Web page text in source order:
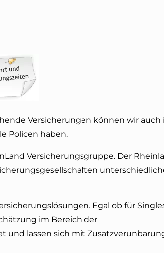
Versicherungen können wir auch
Policen haben.
Versicherungsgruppe. Der
Egal ob für
im Bereich der
und lassen sich mit